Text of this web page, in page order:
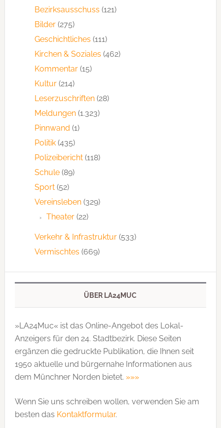
Bezirksausschuss (121)
Bilder(275)
Geschichtliches (111)
Kirchen & Soziales (462)
Kommentar(15)
Kultur(214)
Leserzuschriften(28)
Meldungen(1.323)
Pinnwand (1)
Politik(435)
Polizeibericht(118)
Schule(89)
Sport(52)
Vereinsleben(329)
Theater(22)
Verkehr & Infrastruktur(533)
Vermischtes (669)
ÜBER LA24MUC
»LA24Muc« ist das Online-Angebot des Lokal-
Anzeigers für den 24. Stadtbezirk. Diese Seiten
ergänzen die gedruckte Publi­kation, die Ihnen seit
1950 aktuelle und bürgernahe Informationen aus
dem Münchner Norden bietet. »»»
Wenn Sie uns schreiben wollen, verwenden Sie am
besten das Kontaktformular.